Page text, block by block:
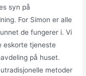
syn på
For Simon er alle
de fungerer i. Vi
eskorte tjeneste
på huset.
metoder